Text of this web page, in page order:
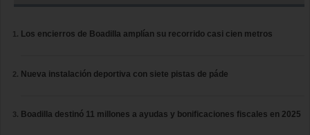
Los encierros de Boadilla amplían su recorrido casi cien metros
Nueva instalación deportiva con siete pistas de páde
Boadilla destinó 11 millones a ayudas y bonificaciones fiscales en 2025